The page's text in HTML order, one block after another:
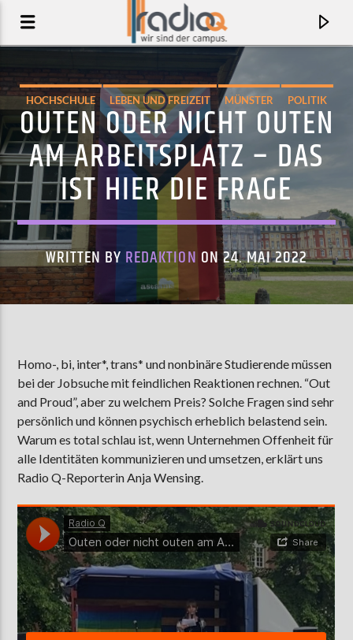
AKTUELLER TRACK
AKTUELLE SENDUNG
MOEBIUS
00:00 09:00
ZU HÖREN IN Münster90,9 MHzSteinfurt103,9 MHz
HOCHSCHULE LEBEN UND FREIZEIT MÜNSTER POLITIK
OUTEN ODER NICHT OUTEN
AM ARBEITSPLATZ – DAS
IST HIER DIE FRAGE
WRITTEN BY REDAKTION ON 24. MAI 2022
Homo-, bi, inter*, trans* und nonbinäre Studierende müssen
bei der Jobsuche mit feindlichen Reaktionen rechnen. “Out
and Proud”, aber zu welchem Preis? Solche Fragen sind sehr
persönlich und können psychisch erheblich belastend sein.
Warum es total schlau ist, wenn Unternehmen Offenheit für
alle Identitäten kommunizieren und umsetzen, erklärt uns
Radio Q-Reporterin Anja Wensing.